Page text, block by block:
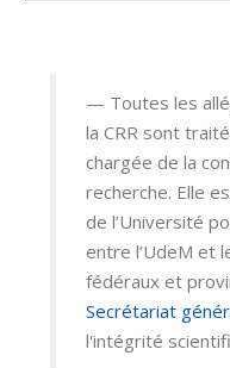
Toutes les
la CRR sont
chargée de la
recherche. Elle
de l’Université
entre l’UdeM et
fédéraux et
Secrétariat
l'intégrité